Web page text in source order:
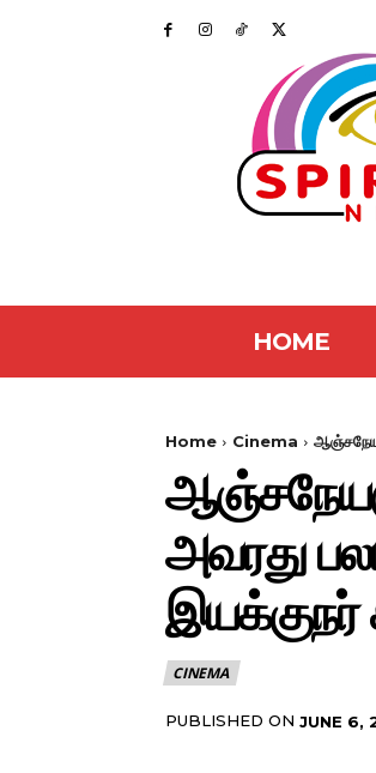
HOME
Home Cinema
அவரது
இயக்குநர்
CINEMA
PUBLISHED ON JUNE 6,